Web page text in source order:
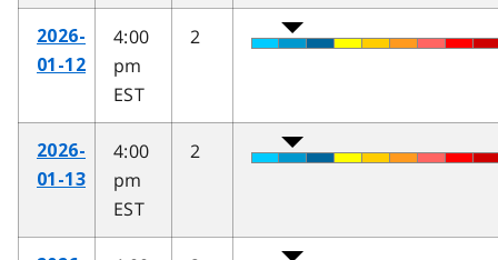
2026-
01-12
4:00
pm
EST
2
2026-
01-13
4:00
pm
EST
2